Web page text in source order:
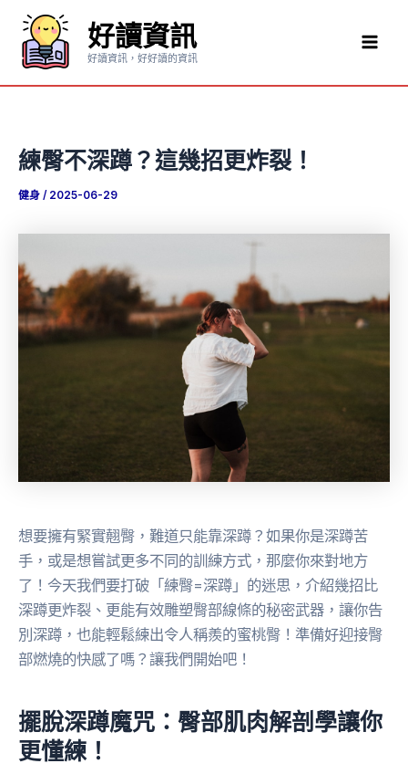
要
好讀資訊
好讀資訊，好好讀的資訊
練臀不深蹲？這幾招更炸裂！
健身 / 2025-06-29
想要擁有緊實翹臀，難道只能靠深蹲？如果你是深蹲苦
手，或是想嘗試更多不同的訓練方式，那麼你來對地方
了！今天我們要打破「練臀=深蹲」的迷思，介紹幾招比
深蹲更炸裂、更能有效雕塑臀部線條的秘密武器，讓你告
別深蹲，也能輕鬆練出令人稱羨的蜜桃臀！準備好迎接臀
部燃燒的快感了嗎？讓我們開始吧！
擺脫深蹲魔咒：臀部肌肉解剖學讓你
更懂練！